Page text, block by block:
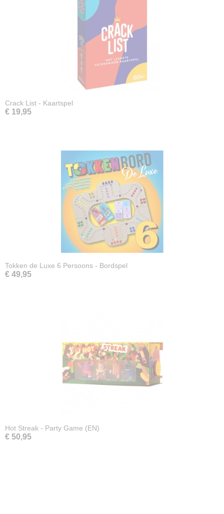
Crack List - Kaartspel
€ 19,95
Tokken de Luxe 6 Persoons - Bordspel
€ 49,95
Hot Streak - Party Game (EN)
€ 50,95